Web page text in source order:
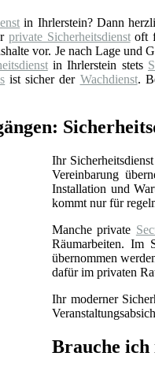
in Ihrlerstein? Dann
private Sicherheitsdienstoft
vor. Je nach Lage und
in Ihrlerstein stets
ist sicher der Wachdienst.
Ihr
Vereinbarung
Installation und
kommt nur für
Manche private
Räumarbeiten. Im
übernommen
dafür im privaten
Ihr moderner
Brauche ich